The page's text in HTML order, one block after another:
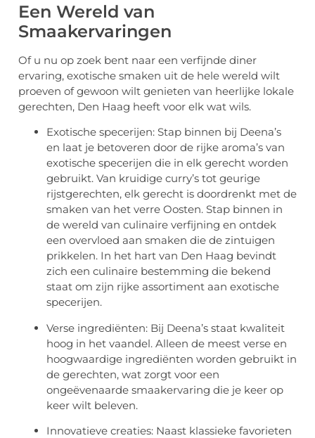
Een Wereld van
Smaakervaringen
Of u nu op zoek bent naar een verfijnde diner
ervaring, exotische smaken uit de hele wereld wilt
proeven of gewoon wilt genieten van heerlijke lokale
gerechten, Den Haag heeft voor elk wat wils.
Exotische specerijen: Stap binnen bij Deena’s
en laat je betoveren door de rijke aroma’s van
exotische specerijen die in elk gerecht worden
gebruikt. Van kruidige curry’s tot geurige
rijstgerechten, elk gerecht is doordrenkt met de
smaken van het verre Oosten. Stap binnen in
de wereld van culinaire verfijning en ontdek
een overvloed aan smaken die de zintuigen
prikkelen. In het hart van Den Haag bevindt
zich een culinaire bestemming die bekend
staat om zijn rijke assortiment aan exotische
specerijen.
Verse ingrediënten: Bij Deena’s staat kwaliteit
hoog in het vaandel. Alleen de meest verse en
hoogwaardige ingrediënten worden gebruikt in
de gerechten, wat zorgt voor een
ongeëvenaarde smaakervaring die je keer op
keer wilt beleven.
Innovatieve creaties: Naast klassieke favorieten